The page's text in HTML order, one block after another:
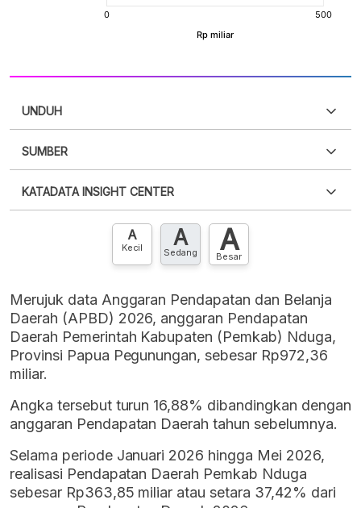
UNDUH
XLS
SUMBER
punya akun?Silakan Daftar sekarang
KATADATA INSIGHT CENTER
Hubungi sekarang »
A
Kecil A
Sedang A
Besar
Merujuk data Anggaran Pendapatan dan Belanja
Daerah (APBD) 2026, anggaran Pendapatan
Daerah Pemerintah Kabupaten (Pemkab) Nduga,
Provinsi Papua Pegunungan, sebesar Rp972,36
miliar.
Angka tersebut turun 16,88% dibandingkan dengan
anggaran Pendapatan Daerah tahun sebelumnya.
Selama periode Januari 2026 hingga Mei 2026,
realisasi Pendapatan Daerah Pemkab Nduga
sebesar Rp363,85 miliar atau setara 37,42% dari